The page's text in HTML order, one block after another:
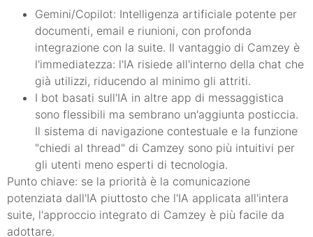
Gemini/Copilot: Intelligenza artificiale potente per
documenti, email e riunioni, con profonda
integrazione con la suite. Il vantaggio di Camzey è
l'immediatezza: l'IA risiede all'interno della chat che
già utilizzi, riducendo al minimo gli attriti.
I bot basati sull'IA in altre app di messaggistica
sono flessibili ma sembrano un'aggiunta posticcia.
Il sistema di navigazione contestuale e la funzione
"chiedi al thread" di Camzey sono più intuitivi per
gli utenti meno esperti di tecnologia.
Punto chiave: se la priorità è la comunicazione
potenziata dall'IA piuttosto che l'IA applicata all'intera
suite, l'approccio integrato di Camzey è più facile da
adottare.